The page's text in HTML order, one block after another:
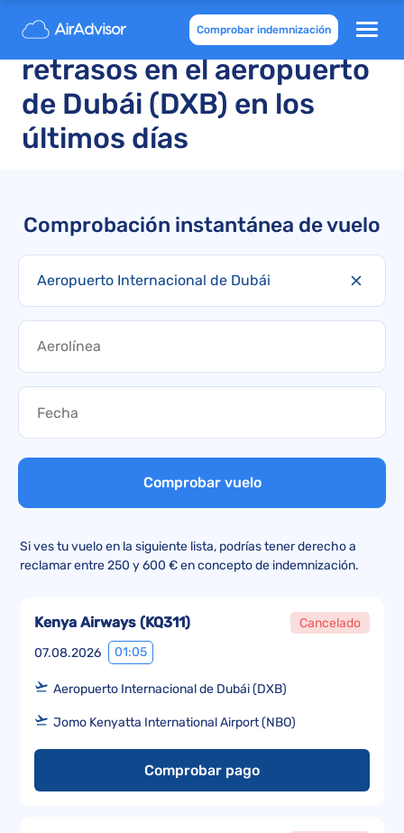
Comprobar indemnización
Vuelos cancelados y
retrasos en el aeropuerto
de Dubái (DXB) en los
últimos días
Comprobación instantánea de vuelo
Aeropuerto Internacional de Dubái
Comprobar vuelo
Si ves tu vuelo en la siguiente lista, podrías tener derecho a
reclamar entre 250 y 600 € en concepto de indemnización.
07.08.2026 01:05
Kenya Airways (KQ311) Cancelado
Aeropuerto Internacional de Dubái (DXB)
Jomo Kenyatta International Airport (NBO)
Comprobar pago